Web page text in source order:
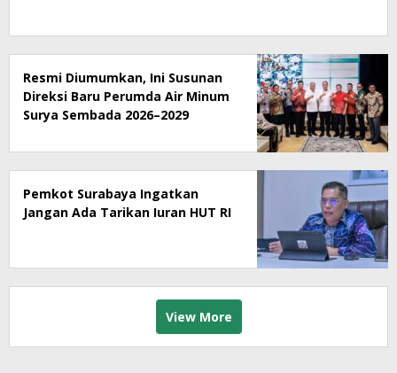
Resmi Diumumkan, Ini Susunan
Direksi Baru Perumda Air Minum
Surya Sembada 2026–2029
Pemkot Surabaya Ingatkan
Jangan Ada Tarikan Iuran HUT RI
View More